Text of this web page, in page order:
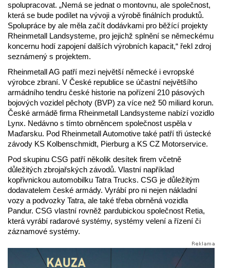
spolupracovat. „Nemá se jednat o montovnu, ale společnost,
která se bude podílet na vývoji a výrobě finálních produktů.
Spolupráce by ale měla začít dodávkami pro běžící projekty
Rheinmetall Landsysteme, pro jejichž splnění se německému
koncernu hodí zapojení dalších výrobních kapacit,“ řekl zdroj
seznámený s projektem.
Rheinmetall AG patří mezi největší německé i evropské
výrobce zbraní. V České republice se účastní největšího
armádního tendru české historie na pořízení 210 pásových
bojových vozidel pěchoty (BVP) za více než 50 miliard korun.
České armádě firma Rheinmetall Landsysteme nabízí vozidlo
Lynx. Nedávno s tímto obrněncem společnost uspěla v
Maďarsku. Pod Rheinmetall Automotive také patří tři ústecké
závody KS Kolbenschmidt, Pierburg a KS CZ Motorservice.
Pod skupinu CSG patří několik desítek firem včetně
důležitých zbrojařských závodů. Vlastní například
kopřivnickou automobilku Tatra Trucks. CSG je důležitým
dodavatelem české armády. Vyrábí pro ni nejen nákladní
vozy a podvozky Tatra, ale také třeba obrněná vozidla
Pandur. CSG vlastní rovněž pardubickou společnost Retia,
která vyrábí radarové systémy, systémy velení a řízení či
záznamové systémy.